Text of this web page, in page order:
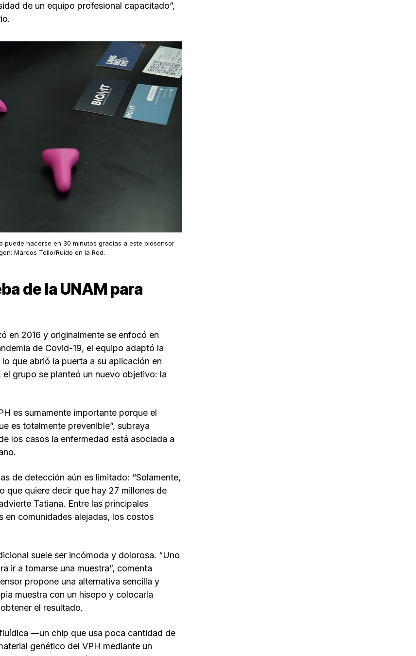
de un equipo profesional capacitado”,
puede hacerse en 30 minutos gracias a este biosensor
Marcos Tello/Ruido en la Red.
de la UNAM para
en 2016 y originalmente se enfocó en
de Covid-19, el equipo adaptó la
que abrió la puerta a su aplicación en
grupo se planteó un nuevo objetivo: la
es sumamente importante porque el
es totalmente prevenible”, subraya
los casos la enfermedad está asociada a
de detección aún es limitado: “Solamente,
que quiere decir que hay 27 millones de
Tatiana. Entre las principales
en comunidades alejadas, los costos
suele ser incómoda y dolorosa. “Uno
ir a tomarse una muestra”, comenta
propone una alternativa sencilla y
muestra con un hisopo y colocarla
el resultado.
—un chip que usa poca cantidad de
genético del VPH mediante un